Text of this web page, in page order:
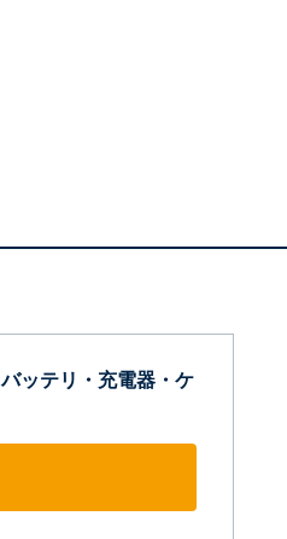
ッテリ・充電器・ケ